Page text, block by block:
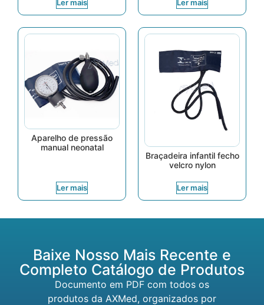
Ler mais Ler mais
Aparelho de pressão
manual neonatal
Ler mais
Braçadeira infantil fecho
velcro nylon
Ler mais
Baixe Nosso Mais Recente e
Completo Catálogo de Produtos
Documento em PDF com todos os
produtos da AXMed, organizados por